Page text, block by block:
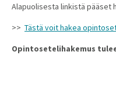
Alapuolisesta linkistä pääset
>> Tästä voit hakea
Opintosetelihakemus